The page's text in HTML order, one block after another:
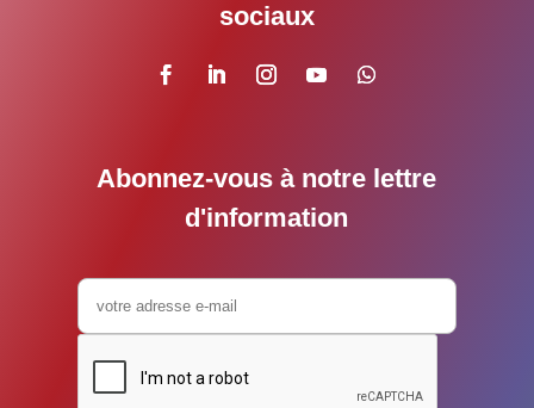
sociaux
Abonnez-vous à notre lettre
d'information